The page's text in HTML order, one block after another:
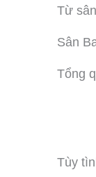
Từ
Sân
Tổng
Tùy